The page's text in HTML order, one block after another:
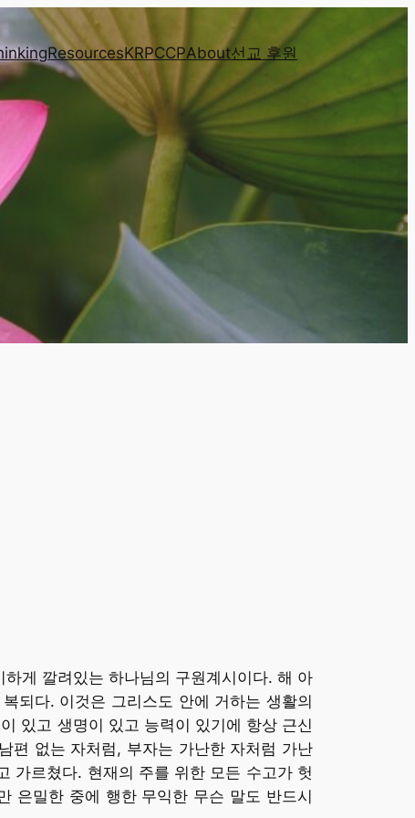
ResourcesKRPCCPAbout선교 후원
게 깔려있는 하나님의 구원계시이다. 해 아
되다. 이것은 그리스도 안에 거하는 생활의
있고 생명이 있고 능력이 있기에 항상 근신
편 없는 자처럼, 부자는 가난한 자처럼 가난
가르쳤다. 현재의 주를 위한 모든 수고가 헛
은밀한 중에 행한 무익한 무슨 말도 반드시